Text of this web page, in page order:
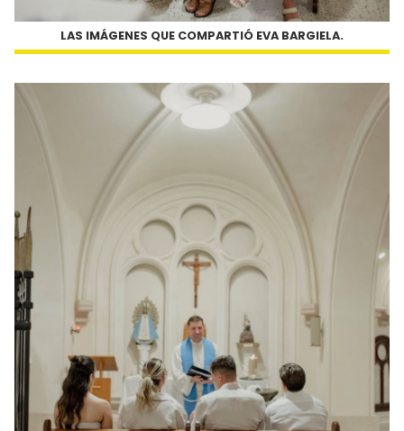
LAS IMÁGENES QUE COMPARTIÓ EVA BARGIELA.